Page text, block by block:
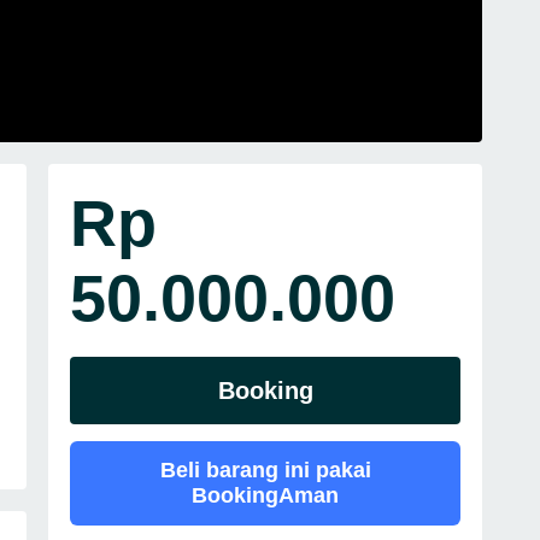
Rp
50.000.000
Booking
Beli barang ini pakai
BookingAman